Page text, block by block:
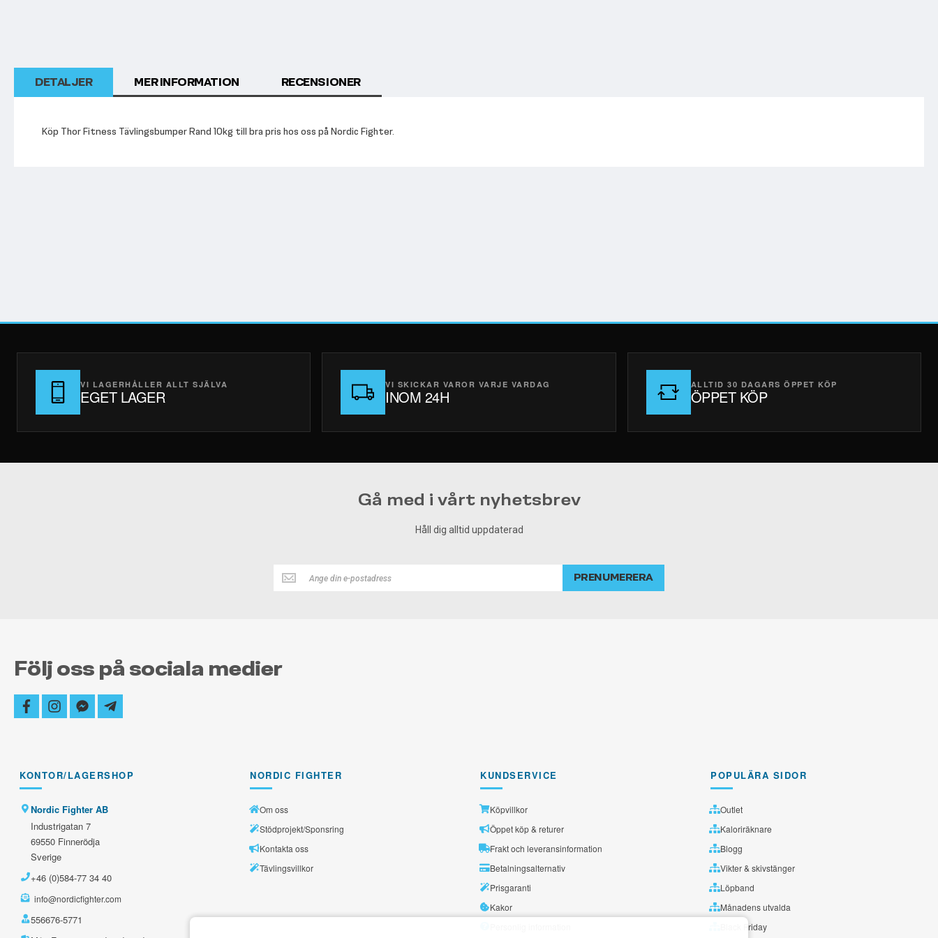
DETALJER
Köp Thor Fitness Tävlingsbumper Rand 10kg till bra pris hos oss på Nordic Fighter.
MER INFORMATION RECENSIONER
VI LAGERHÅLLER ALLT SJÄLVA
EGET LAGER
VI SKICKAR VAROR VARJE VARDAG
INOM 24H
ALLTID 30 DAGARS ÖPPET KÖP
ÖPPET KÖP
Gå med i vårt nyhetsbrev
Håll dig alltid uppdaterad
Håll
dig
PRENUMERERA
Följ oss på sociala medier
facebookinstagram
facebook-
messenger
telegram-
plane
KONTOR/LAGERSHOP
Nordic Fighter AB
Industrigatan 7
69550 Finnerödja
Sverige
+46 (0)584-77 34 40
info@nordicfighter.com
556676-5771
NORDIC FIGHTER
Om oss
Stödprojekt/Sponsring
Kontakta oss
Tävlingsvillkor
KUNDSERVICE
Köpvillkor
Öppet köp & returer
Frakt och leveransinformation
Betalningsalternativ
Prisgaranti
Kakor
POPULÄRA SIDOR
Outlet
Kaloriräknare
Blogg
Vikter & skivstänger
Löpband
Månadens utvalda
Black Friday